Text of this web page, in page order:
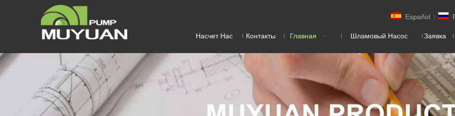
Español |
Насчет Нас Контакты Главная Шламовый Насос Заявка